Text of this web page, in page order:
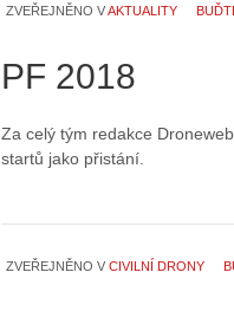
ZVEŘEJNĚNO VAKTUALITY
PF 2018
Za celý tým redakce
startů jako přistání.
ZVEŘEJNĚNO V CIVILNÍ DRONY